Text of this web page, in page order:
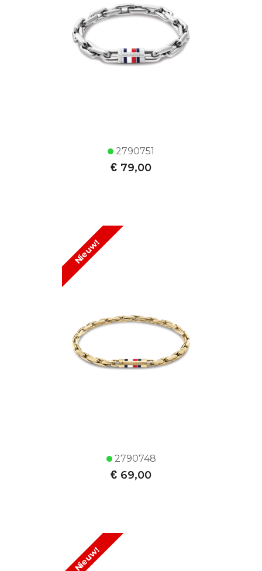
2790751
€ 79,00
Nieuw!
2790748
€ 69,00
Nieuw!